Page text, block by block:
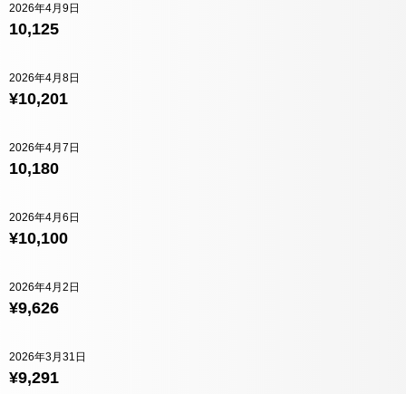
10,125
2026年4月9日
¥10,201
2026年4月8日
10,180
2026年4月7日
¥10,100
2026年4月6日
¥9,626
2026年4月2日
¥9,291
2026年3月31日